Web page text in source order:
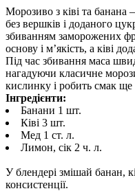
Морозиво з ківі та
без вершків і доданого
збиванням заморожених
основу і м’якість, а ківі
Під час збивання маса
нагадуючи класичне
кислинку і робить смак ще
Інгредієнти:
Банани 1 шт.
Ківі 3 шт.
Мед 1 ст. л.
Лимон, сік 2 ч. л.
У блендері змішай банан,
консистенції.